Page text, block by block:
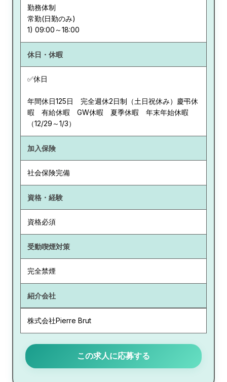
勤務体制
常勤(日勤のみ)
休日・休暇
✅休日
年間休日125日 完全週休2日制（土日祝休み）慶弔休
暇 有給休暇 GW休暇 夏季休暇 年末年始休暇
（12/29～1/3）
加入保険
社会保険完備
資格・経験
資格必須
受動喫煙対策
完全禁煙
紹介会社
株式会社Pierre Brut
この求人に応募する